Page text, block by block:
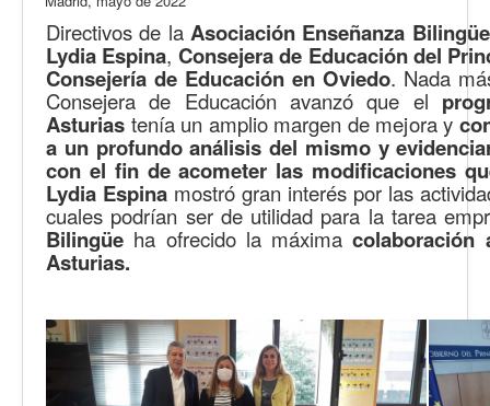
Directivos de laAsociación Enseñanza Bilingüe
Lydia Espina, Consejera de Educación del
Consejería de Educación en Oviedo. Nada
Consejera de Educación avanzó que el
Asturias tenía un amplio margen de mejora y
a un profundo análisis del mismo y
con el fin de acometer las modificaciones
Lydia Espina mostró gran interés por las
cuales podrían ser de utilidad para la tarea
Bilingüe ha ofrecido la máximacolaboración
Asturias.